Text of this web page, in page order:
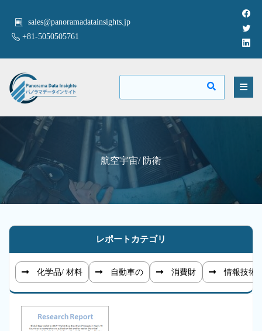
sales@panoramadatainsights.jp
+81-5050505761
航空宇宙/ 防衛
レポートカテゴリ
化学品/ 材料 自動車の 消費財 情報技術